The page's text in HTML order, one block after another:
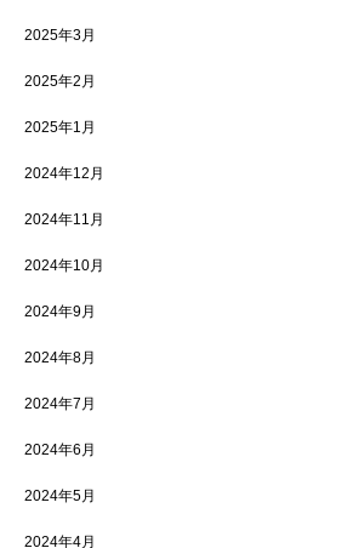
2025年3月
2025年2月
2025年1月
2024年12月
2024年11月
2024年10月
2024年9月
2024年8月
2024年7月
2024年6月
2024年5月
2024年4月